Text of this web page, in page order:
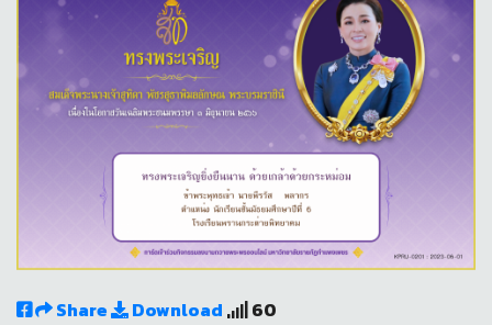
Share Download 60